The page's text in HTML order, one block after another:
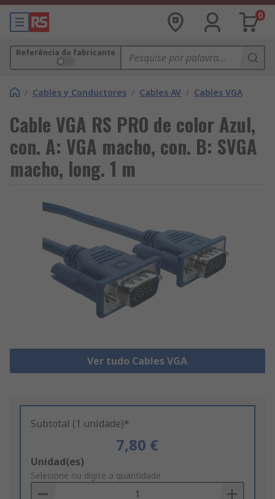
0
Referência do fabricante
/ Cables y Conductores / Cables AV / Cables VGA
Cable VGA RS PRO de color Azul,
con. A: VGA macho, con. B: SVGA
macho, long. 1 m
Ver tudo Cables VGA
Subtotal (1 unidade)*
7,80 €
Add
to
Basket
Unidad(es)
Selecione ou digite a quantidade